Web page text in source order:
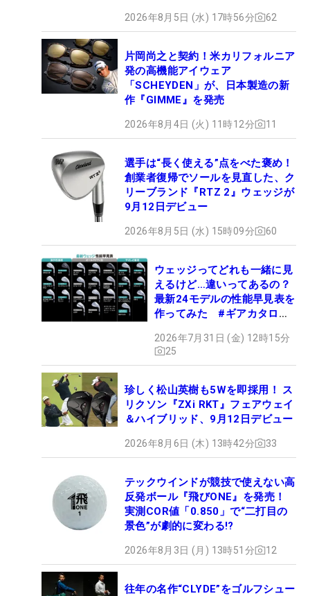
2026年8月5日 (水) 17時56分 62
片岡尚之と契約！米カリフォルニア
発の高機能アイウェア
「SCHEYDEN」が、日本製造の新
作『GIMME』を発売
2026年8月4日 (火) 11時12分 11
選手は“長く使える”点をべた褒め！
創業者復帰でソールを見直した、ク
リーブランド『RTZ 2』ウェッジが
9月12日デビュー
2026年8月5日 (水) 15時09分 60
ウェッジってどれも一緒に見
えるけど…違いってあるの？
最新24モデルの性能早見表を
作ってみた #ギアカタログ
2026年7月31日 (金) 12時15分
25
珍しく松山英樹も5Wを即採用！ ス
リクソン『ZXi RKT』フェアウェイ
＆ハイブリッド、9月12日デビュー
2026年8月6日 (木) 13時42分 33
テックウインドが競技で使えない高
反発ボール『飛びONE』を発売！
実測COR値「0.850」で“二打目の
景色”が劇的に変わる!?
2026年8月3日 (月) 13時51分 12
往年の名作“CLYDE”をゴルフシュー